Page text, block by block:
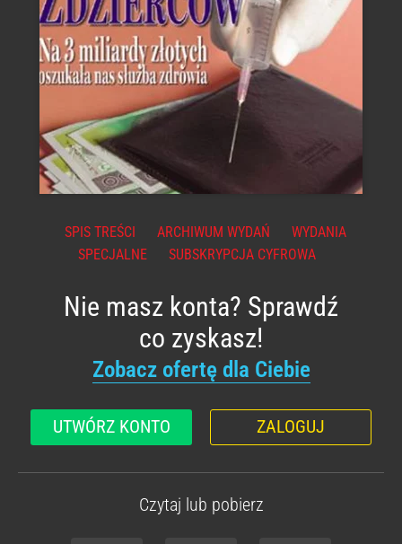
SPIS TREŚCI ARCHIWUM WYDAŃ
WYDANIA
SPECJALNE
SUBSKRYPCJA CYFROWA
Nie masz konta? Sprawdź
co zyskasz!
Zobacz ofertę dla Ciebie
UTWÓRZ KONTO ZALOGUJ
Czytaj lub pobierz